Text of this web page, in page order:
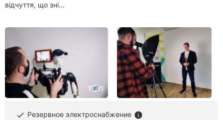
відчуття, що зні...
done Резервное электроснабжение info